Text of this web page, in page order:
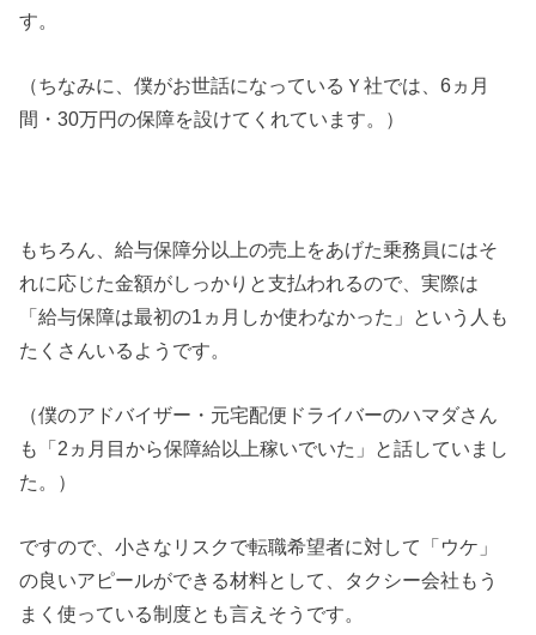
す。
（ちなみに、僕がお世話になっているＹ社では、6ヵ月
間・30万円の保障を設けてくれています。）
もちろん、給与保障分以上の売上をあげた乗務員にはそ
れに応じた金額がしっかりと支払われるので、実際は
「給与保障は最初の1ヵ月しか使わなかった」という人も
たくさんいるようです。
（僕のアドバイザー・元宅配便ドライバーのハマダさん
も「2ヵ月目から保障給以上稼いでいた」と話していまし
た。）
ですので、小さなリスクで転職希望者に対して「ウケ」
の良いアピールができる材料として、タクシー会社もう
まく使っている制度とも言えそうです。